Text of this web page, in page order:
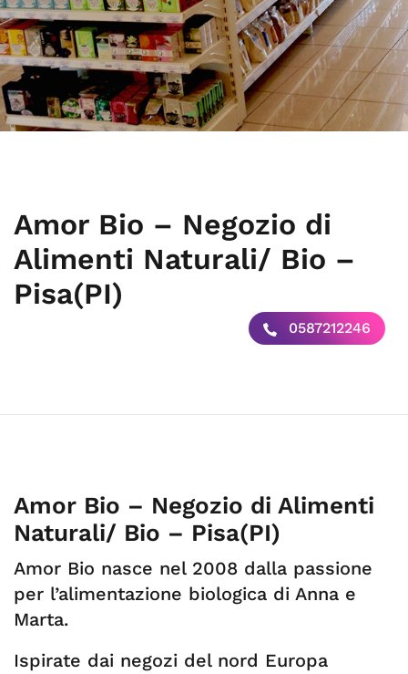
Amor Bio – Negozio di
Alimenti Naturali/ Bio –
Pisa(PI)
0587212246
Amor Bio – Negozio di Alimenti
Naturali/ Bio – Pisa(PI)
Amor Bio nasce nel 2008 dalla passione
per l’alimentazione biologica di Anna e
Marta.
Ispirate dai negozi del nord Europa